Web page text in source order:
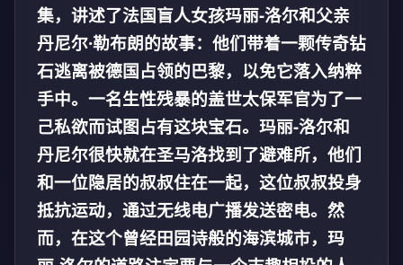
集，讲述了法国盲人女孩玛丽-洛尔和父亲
丹尼尔·勒布朗的故事：他们带着一颗传奇钻
石逃离被德国占领的巴黎，以免它落入纳粹
手中。一名生性残暴的盖世太保军官为了一
己私欲而试图占有这块宝石。玛丽-洛尔和
丹尼尔很快就在圣马洛找到了避难所，他们
和一位隐居的叔叔住在一起，这位叔叔投身
抵抗运动，通过无线电广播发送密电。然
而，在这个曾经田园诗般的海滨城市，玛